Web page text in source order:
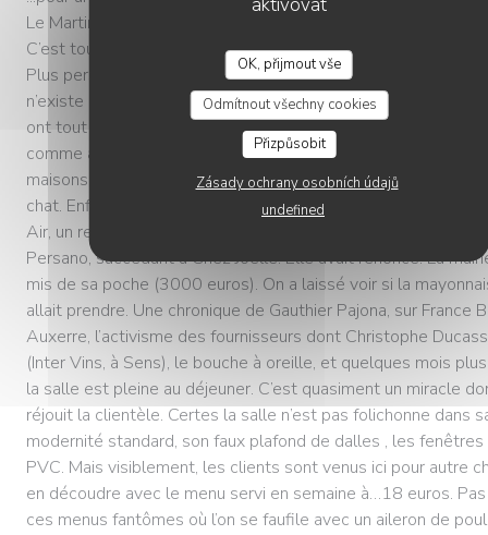
OK, přijmout vše
Odmítnout všechny cookies
Přizpůsobit
Zásady ochrany osobních údajů
undefined
Le Martin Bel Air, ultime trait d’union
C’est tout de même bizarre de traverser les villages de
Plus personne. Cette vie que l’on célébrait, la vie de village-
n’existe plus. Tout est fermé, à vendre. Les centres
ont tout boulotté. Près de Sens, dans l’Yonne (2346
comme ailleurs, Saint Martin du Tertre semble déserté. Des
maisons, des rues, des parkings; du vide, de l’absence. Pas un
chat. Enfin presque. Dernier lien social, voici la table du
Air, un restaurant repris en décembre dernier par Jean-
Persano, succédant à Chez Joëlle. Elle avait renoncé. La
mis de sa poche (3000 euros). On a laissé voir si la
allait prendre. Une chronique de Gauthier Pajona, sur France
Auxerre, l’activisme des fournisseurs dont Christophe
(Inter Vins, à Sens), le bouche à oreille, et quelques mois
la salle est pleine au déjeuner. C’est quasiment un miracle
réjouit la clientèle. Certes la salle n’est pas folichonne dans
modernité standard, son faux plafond de dalles , les fenêtres
PVC. Mais visiblement, les clients sont venus ici pour autre
en découdre avec le menu servi en semaine à…18 euros.
ces menus fantômes où l’on se faufile avec un aileron de